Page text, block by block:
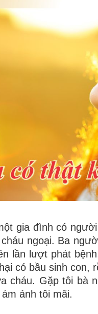
gia đình có
ngoại. Ba
lần lượt phát
có bầu sinh
cháu. Gặp tôi bà
ảnh tôi mãi.